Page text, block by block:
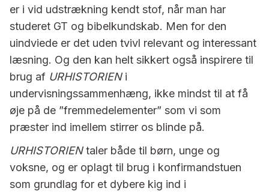
er i vid udstrækning kendt stof, når man har
studeret GT og bibelkundskab. Men for den
uindviede er det uden tvivl relevant og interessant
læsning. Og den kan helt sikkert også inspirere til
brug af URHISTORIENi
undervisningssammenhæng, ikke mindst til at få
øje på de ”fremmedelementer” som vi som
præster ind imellem stirrer os blinde på.
URHISTORIENtaler både til børn, unge og
voksne, og er oplagt til brug i konfirmandstuen
som grundlag for et dybere kig ind i